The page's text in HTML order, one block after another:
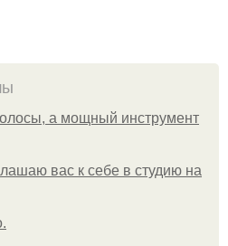
а мощный инструмент
вас к себе в студию на